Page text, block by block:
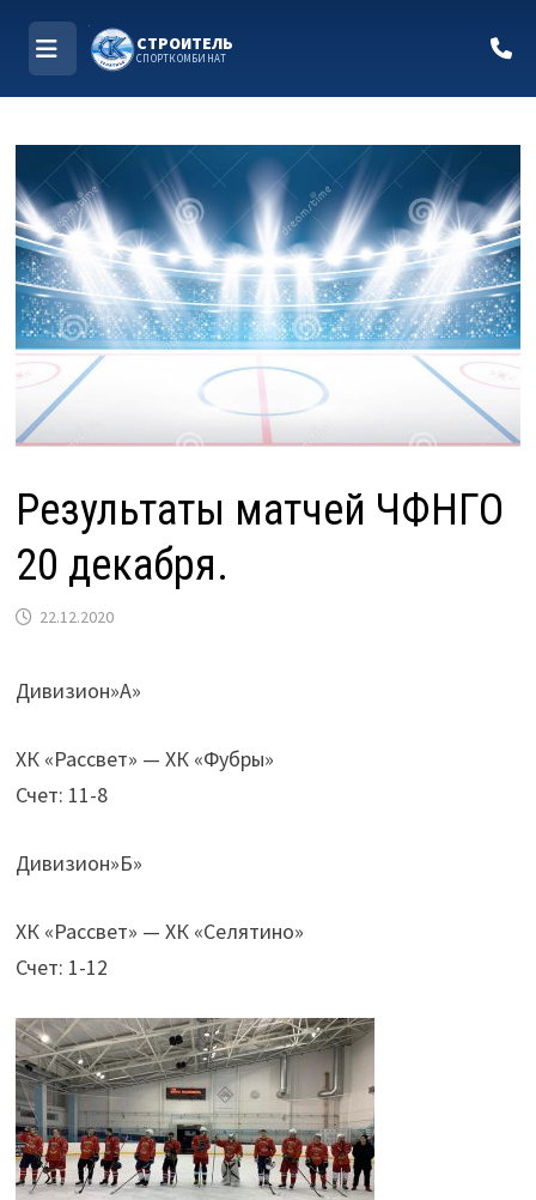
содержимому
МЕНЮ
СТРОИТЕЛЬ
СПОРТКОМБИНАТ
Результаты матчей ЧФНГО
20 декабря.
22.12.2020
Дивизион»А»
ХК «Рассвет» — ХК «Фубры»
Счет: 11-8
Дивизион»Б»
ХК «Рассвет» — ХК «Селятино»
Счет: 1-12